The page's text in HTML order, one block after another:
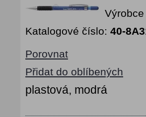
Katalogové číslo: 40-
Porovnat
Přidat do oblíbených
plastová, modrá